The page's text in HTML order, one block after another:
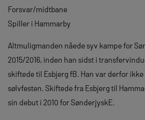
Forsvar/midtbane
Spiller i Hammarby
Altmuligmanden nåede syv kampe for
2015/2016, inden han sidst i
skiftede til Esbjerg fB. Han var derfor
sølvfesten. Skiftede fra Esbjerg til
sin debut i 2010 for SønderjyskE.